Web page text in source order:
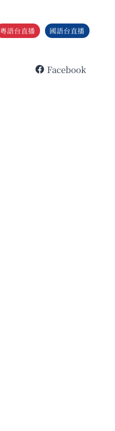
粵語台直播 國語台直播
Facebook